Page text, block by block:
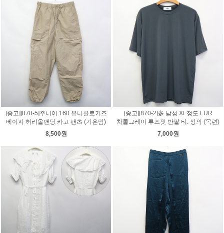
[중고][878-5]주니어 160 유니클로키즈
베이지 허리올밴딩 카고 팬츠 (기은맘)
8,500원
[중고][870-2]多 남성 XL정도 LUR
차콜그레이 루즈핏 반팔 티. 상의 (목련)
7,000원